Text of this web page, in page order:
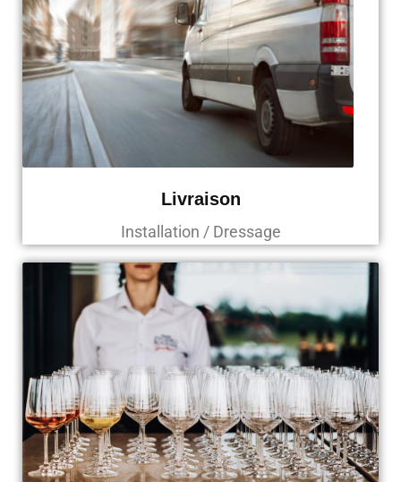
Livraison
Installation / Dressage